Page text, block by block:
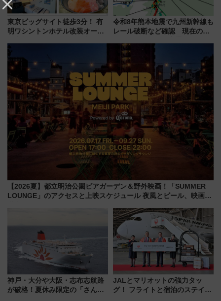
東京ビッグサイト徒歩3分！ 有
明ワシントンホテル改装オープ
客室」や海鮮丼が人気の朝食ビ
ュッフェを現地レポ
令和8年熊本地震で九州新幹線も
レール破断など確認 現在の運
【2026夏】都立明治公園ビアガーデン＆野外映画！「SUMMER
LOUNGE」のアクセスと上映スケジュール 夜風とビール、映画を
神戸・大分や大阪・志布志航路
が破格！夏休み限定の「さんふ
JALとマリオットの強力タッ
グ！ フライトと宿泊のステイタ